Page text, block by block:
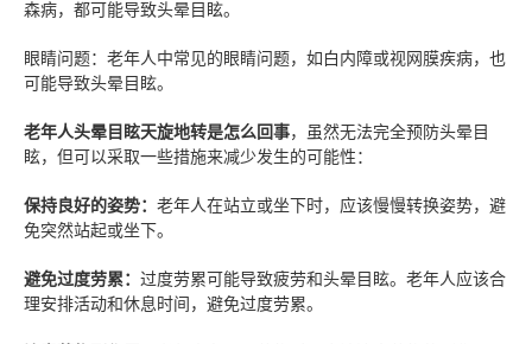
森病，都可能导致头晕目眩。
眼睛问题：老年人中常见的眼睛问题，如白内障或视网膜疾病，也
可能导致头晕目眩。
老年人头晕目眩天旋地转是怎么回事，
虽然无法完全预防头晕目
眩，但可以采取一些措施来减少发生的可能性：
保持良好的姿势： 老年人在站立或坐下时，应该慢慢转换姿势，避
免突然站起或坐下。
避免过度劳累： 过度劳累可能导致疲劳和头晕目眩。老年人应该合
理安排活动和休息时间，避免过度劳累。